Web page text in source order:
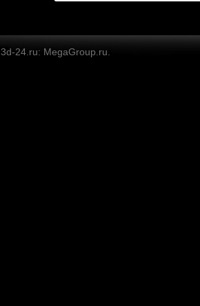
3d-24.ru: MegaGroup.ru.